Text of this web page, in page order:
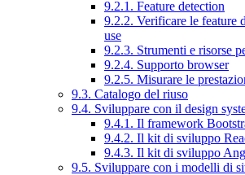
9.2.1. Feature detection
9.2.2. Verificare le feature
use
9.2.3. Strumenti e risorse
9.2.4. Supporto browser
9.2.5. Misurare le
9.3. Catalogo del riuso
9.4. Sviluppare con il design
9.4.1. Il framework
9.4.2. Il kit di sviluppo
9.4.3. Il kit di sviluppo
9.5. Sviluppare con i modelli di